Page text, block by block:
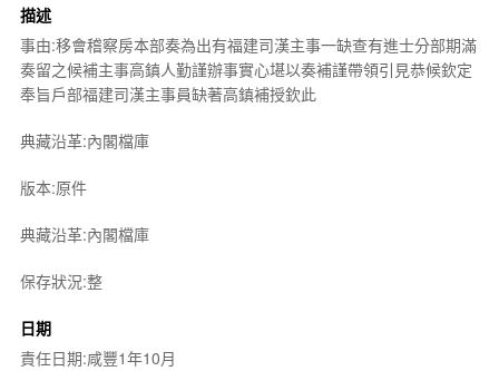
描述
事由:移會稽察房本部奏為出有福建司漢主事一缺查有進士分部期滿
奏留之候補主事高鎮人勤謹辦事實心堪以奏補謹帶領引見恭候欽定
奉旨戶部福建司漢主事員缺著高鎮補授欽此
典藏沿革:內閣檔庫
版本:原件
典藏沿革:內閣檔庫
保存狀況:整
日期
責任日期:咸豐1年10月